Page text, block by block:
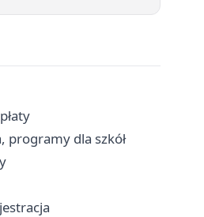
programy dla szkół